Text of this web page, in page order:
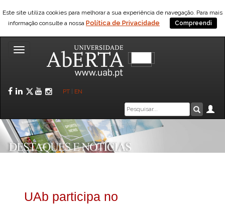
Este site utiliza cookies para melhorar a sua experiência de navegação. Para mais
informação consulte a nossa Política de Privacidade Compreendi
Toggle
Facebook
LinkedIn
Twitter
YouTube
Instagram
PT EN
Caixa
de
pesquisa
UAb participa no